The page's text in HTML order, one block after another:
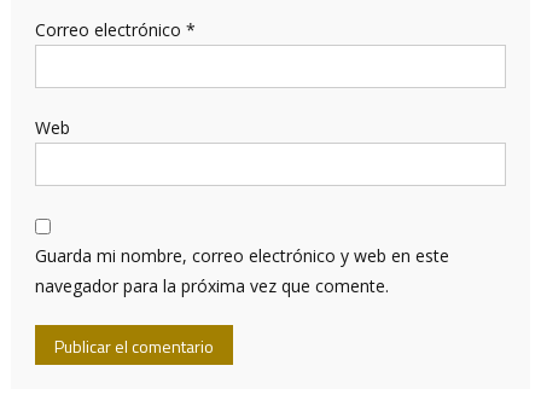
Correo electrónico *
Web
Guarda mi nombre, correo electrónico y web en este
navegador para la próxima vez que comente.